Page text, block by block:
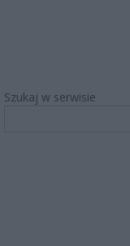
Szukaj w serwisie